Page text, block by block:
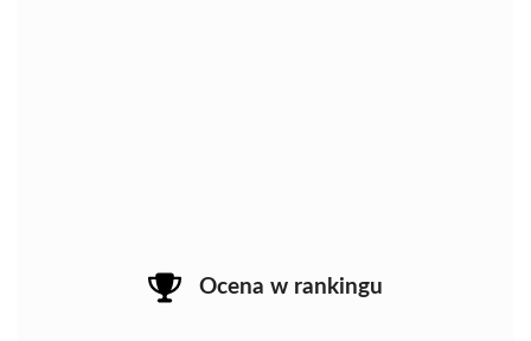
Ocena w rankingu